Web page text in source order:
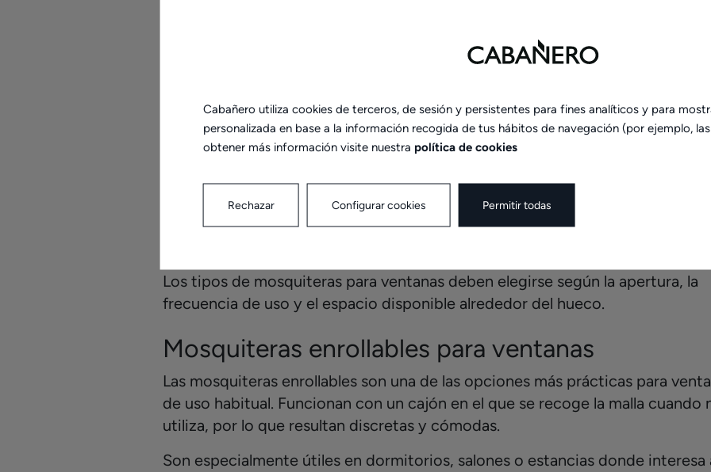
Mosquiteras abatibles.
Cada una responde a un uso diferente. No es lo mismo proteger una ventana
de cocina.
Los tipos de mosquiteras para ventanas deben elegirse según la apertura, la
frecuencia de uso y el espacio disponible alrededor del hueco.
Mosquiteras enrollables para ventanas
Las mosquiteras enrollables son una de las opciones más prácticas para
de uso habitual. Funcionan con un cajón en el que se recoge la malla cuando
utiliza, por lo que resultan discretas y cómodas.
Son especialmente útiles en dormitorios, salones o estancias donde interesa
Cabañero utiliza cookies de terceros, de sesión y persistentes para fines analíticos y para
personalizada en base a la información recogida de tus hábitos de navegación (por ejemplo,
obtener más información visite nuestra política de cookies
Rechazar Configurar cookies Permitir todas